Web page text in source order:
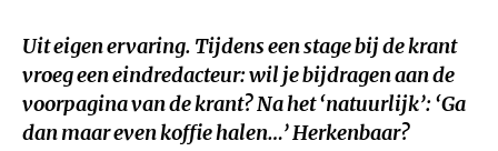
Uit eigen ervaring. Tijdens een stage bij de krant
vroeg een eindredacteur: wil je bijdragen aan de
voorpagina van de krant? Na het ‘natuurlijk’: ‘Ga
dan maar even koffie halen…’ Herkenbaar?